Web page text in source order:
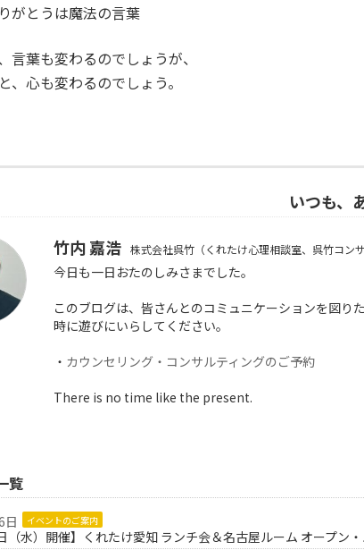
がとうは魔法の言葉
言葉も変わるのでしょうが、
、心も変わるのでしょう。
いつも、
竹内 嘉浩 株式会社呉竹（くれたけ心理相談室、呉竹コン
今日も一日おたのしみさまでした。
このブログは、皆さんとのコミュニケーションを図り
時に遊びにいらしてください。
・ カウンセリング・コンサルティングのご予約
There is no time like the present.
覧
日 イベントのご案内
（水）開催】くれたけ愛知 ランチ会＆名古屋ルーム オープン